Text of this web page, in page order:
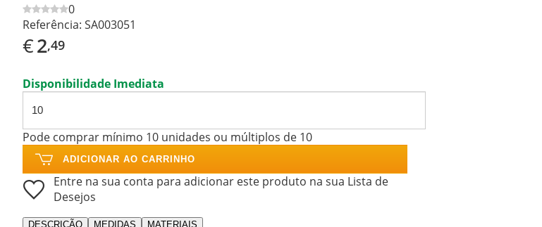
0
Referência: SA003051
€2,49
Disponibilidade Imediata
Pode comprar mínimo 10 unidades ou múltiplos de 10
ADICIONAR AO CARRINHO
Entre na sua conta para adicionar este produto na sua Lista de
Desejos
DESCRIÇÃO MEDIDAS MATERIAIS